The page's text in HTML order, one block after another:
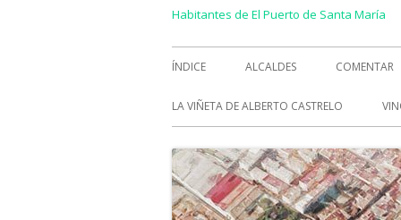
Habitantes de El Puerto de Santa María
Menú
principal
ÍNDICE ALCALDES COMENTAR
LA VIÑETA DE ALBERTO CASTRELO